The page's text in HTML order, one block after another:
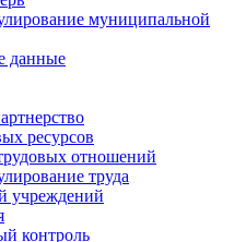
муниципальной
данные
ресурсов
отношений
труда
учреждений
контроль